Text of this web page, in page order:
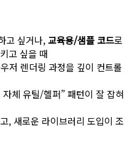
고 싶거나,교육용/샘플 코드로
고 싶을 때
저 렌더링 과정을 깊이 컨트롤
체 유틸/헬퍼” 패턴이 잘 잡혀
, 새로운 라이브러리 도입이 조